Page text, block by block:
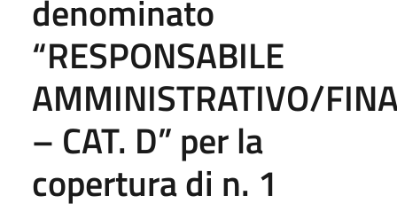
denominato
“RESPONSABILE
AMMINISTRATIVO/
– CAT. D” per la
copertura di n. 1